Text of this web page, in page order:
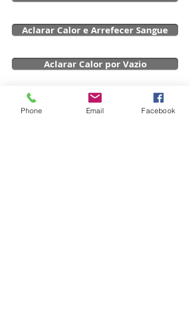
Aclarar Calor e Arrefecer Sangue
Aclarar Calor por Vazio
Topo
Phone Email Facebook